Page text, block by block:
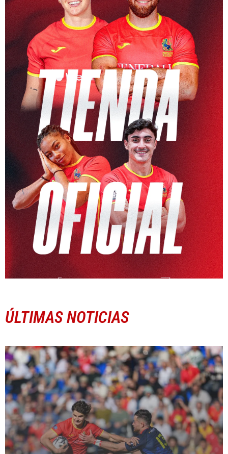
ÚLTIMAS NOTICIAS